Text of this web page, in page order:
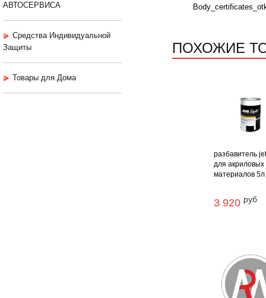
АВТОСЕРВИСА
Средства Индивидуальной
Защиты
Товары для Дома
ПОХОЖИЕ
разбавитель
для акриловых
материалов 5л
3 920 руб